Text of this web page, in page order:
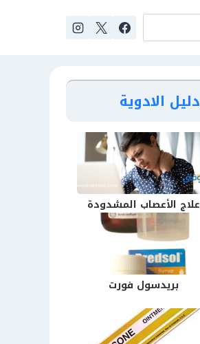
دليل الادوية
علاج الأعصاب المشدودة
بريدسول فورت